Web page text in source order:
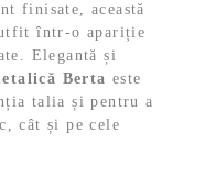
finisate, această
într-o apariție
Elegantă și
Berta este
talia și pentru a
cât și pe cele